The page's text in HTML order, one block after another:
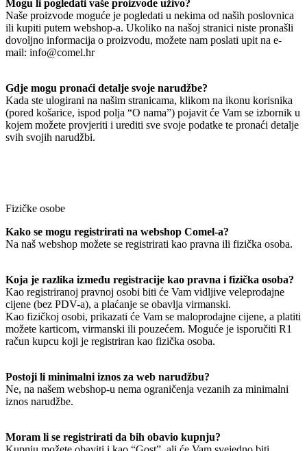
Mogu li pogledati vaše proizvode uživo?
Naše proizvode moguće je pogledati u nekima od naših poslovnica
ili kupiti putem webshop-a. Ukoliko na našoj stranici niste pronašli
dovoljno informacija o proizvodu, možete nam poslati upit na e-
mail: info@comel.hr
Gdje mogu pronaći detalje svoje narudžbe?
Kada ste ulogirani na našim stranicama, klikom na ikonu korisnika
(pored košarice, ispod polja “O nama”) pojavit će Vam se izbornik u
kojem možete provjeriti i urediti sve svoje podatke te pronaći detalje
svih svojih narudžbi.
Fizičke osobe
Kako se mogu registrirati na webshop Comel-a?
Na naš webshop možete se registrirati kao pravna ili fizička osoba.
Koja je razlika između registracije kao pravna i fizička osoba?
Kao registriranoj pravnoj osobi biti će Vam vidljive veleprodajne
cijene (bez PDV-a), a plaćanje se obavlja virmanski.
Kao fizičkoj osobi, prikazati će Vam se maloprodajne cijene, a platiti
možete karticom, virmanski ili pouzećem. Moguće je isporučiti R1
račun kupcu koji je registriran kao fizička osoba.
Postoji li minimalni iznos za web narudžbu?
Ne, na našem webshop-u nema ograničenja vezanih za minimalni
iznos narudžbe.
Moram li se registrirati da bih obavio kupnju?